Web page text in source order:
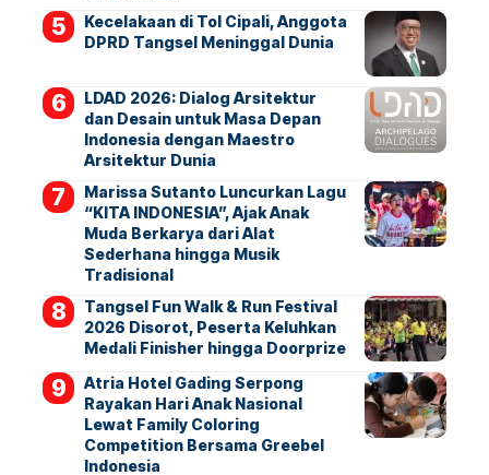
Kecelakaan di Tol Cipali, Anggota
DPRD Tangsel Meninggal Dunia
LDAD 2026: Dialog Arsitektur
dan Desain untuk Masa Depan
Indonesia dengan Maestro
Arsitektur Dunia
Marissa Sutanto Luncurkan Lagu
“KITA INDONESIA”, Ajak Anak
Muda Berkarya dari Alat
Sederhana hingga Musik
Tradisional
Tangsel Fun Walk & Run Festival
2026 Disorot, Peserta Keluhkan
Medali Finisher hingga Doorprize
Atria Hotel Gading Serpong
Rayakan Hari Anak Nasional
Lewat Family Coloring
Competition Bersama Greebel
Indonesia